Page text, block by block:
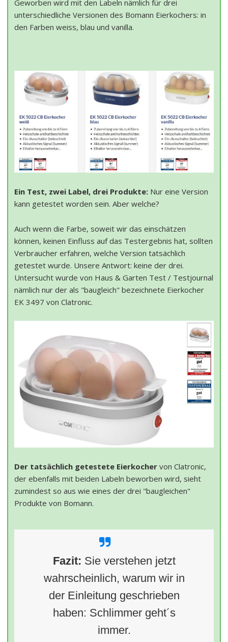
Geworben wird mit den Labeln nämlich für drei
unterschiedliche Versionen des Bomann Eierkochers: in
den Farben weiss, blau und vanilla.
Ein Test, zwei Label, drei Produkte: Nur eine Version
kann getestet worden sein. Aber welche?
Auch wenn die Farbe, soweit wir das einschätzen
können, keinen Einfluss auf das Testergebnis hat, sollten
Verbraucher erfahren, welche Version tatsächlich
getestet wurde. Unsere Antwort: keine der drei.
Untersucht wurde von Haus & Garten Test / Testjournal
nämlich nur der als "baugleich" bezeichnete Eierkocher
EK 3497 von Clatronic.
Der tatsächlich getestete Eierkocher von Clatronic,
der ebenfalls mit beiden Labeln beworben wird, sieht
zumindest so aus wie eines der drei "baugleichen"
Produkte von Bomann.
Fazit: Sie verstehen jetzt
wahrscheinlich, warum wir in
der Einleitung geschrieben
haben: Schlimmer geht´s
immer.